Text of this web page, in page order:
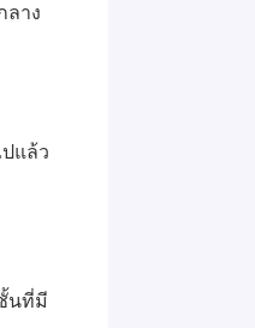
ลาง
แล้ว
นที่มี